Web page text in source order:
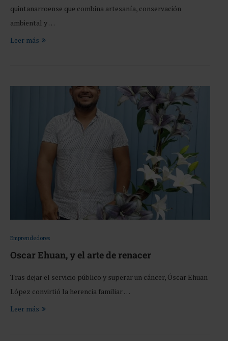
quintanarroense que combina artesanía, conservación
ambiental y …
Leer más
Emprendedores
Oscar Ehuan, y el arte de renacer
Tras dejar el servicio público y superar un cáncer, Óscar Ehuan
López convirtió la herencia familiar …
Leer más